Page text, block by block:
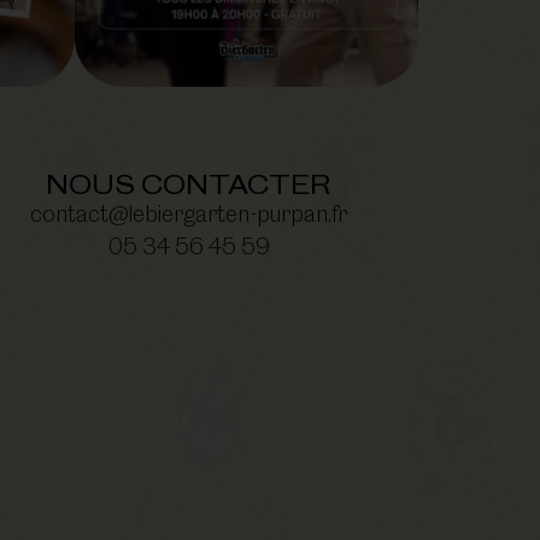
NOUS CONTACTER
contact@lebiergarten-purpan.fr
05 34 56 45 59